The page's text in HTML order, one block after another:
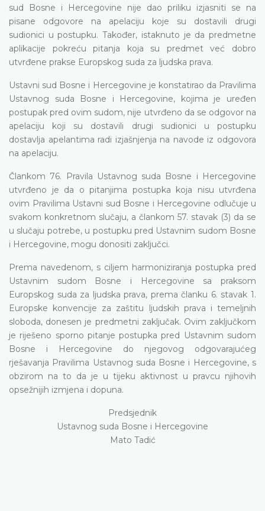
sud Bosne i Hercegovine nije dao priliku izjasniti se na
pisane odgovore na apelaciju koje su dostavili drugi
sudionici u postupku. Također, istaknuto je da predmetne
aplikacije pokreću pitanja koja su predmet već dobro
utvrđene prakse Europskog suda za ljudska prava.
Ustavni sud Bosne i Hercegovine je konstatirao da Pravilima
Ustavnog suda Bosne i Hercegovine, kojima je uređen
postupak pred ovim sudom, nije utvrđeno da se odgovor na
apelaciju koji su dostavili drugi sudionici u postupku
dostavlja apelantima radi izjašnjenja na navode iz odgovora
na apelaciju.
Člankom 76. Pravila Ustavnog suda Bosne i Hercegovine
utvrđeno je da o pitanjima postupka koja nisu utvrđena
ovim Pravilima Ustavni sud Bosne i Hercegovine odlučuje u
svakom konkretnom slučaju, a člankom 57. stavak (3) da se
u slučaju potrebe, u postupku pred Ustavnim sudom Bosne
i Hercegovine, mogu donositi zaključci.
Prema navedenom, s ciljem harmoniziranja postupka pred
Ustavnim sudom Bosne i Hercegovine sa praksom
Europskog suda za ljudska prava, prema članku 6. stavak 1.
Europske konvencije za zaštitu ljudskih prava i temeljnih
sloboda, donesen je predmetni zaključak. Ovim zaključkom
je riješeno sporno pitanje postupka pred Ustavnim sudom
Bosne i Hercegovine do njegovog odgovarajućeg
rješavanja Pravilima Ustavnog suda Bosne i Hercegovine, s
obzirom na to da je u tijeku aktivnost u pravcu njihovih
opsežnijih izmjena i dopuna.
Predsjednik
Ustavnog suda Bosne i Hercegovine
Mato Tadić